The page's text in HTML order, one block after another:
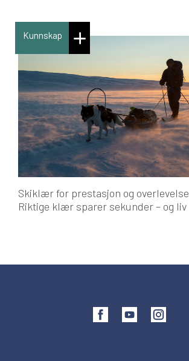
Kunnskap
Skiklær for prestasjon og overlevelse
Riktige klær sparer sekunder – og liv